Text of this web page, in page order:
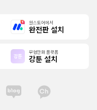
원스토어에서
완전판 설치
무협만화 플랫폼
강툰 설치